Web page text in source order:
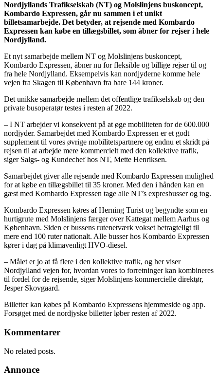
Nordjyllands Trafikselskab (NT) og Molslinjens buskoncept,
Kombardo Expressen, går nu sammen i et unikt
billetsamarbejde. Det betyder, at rejsende med Kombardo
Expressen kan købe en tillægsbillet, som åbner for rejser i hele
Nordjylland.
Et nyt samarbejde mellem NT og Molslinjens buskoncept,
Kombardo Expressen, åbner nu for fleksible og billige rejser til og
fra hele Nordjylland. Eksempelvis kan nordjyderne komme hele
vejen fra Skagen til København fra bare 144 kroner.
Det unikke samarbejde mellem det offentlige trafikselskab og den
private busoperatør testes i resten af 2022.
– I NT arbejder vi konsekvent på at øge mobiliteten for de 600.000
nordjyder. Samarbejdet med Kombardo Expressen er et godt
supplement til vores øvrige mobilitetspartnere og endnu et skridt på
rejsen til at arbejde mere kommercielt med den kollektive trafik,
siger Salgs- og Kundechef hos NT, Mette Henriksen.
Samarbejdet giver alle rejsende med Kombardo Expressen mulighed
for at købe en tillægsbillet til 35 kroner. Med den i hånden kan en
gæst med Kombardo Expressen tage alle NT’s expresbusser og tog.
Kombardo Expressen køres af Herning Turist og begyndte som en
hurtigrute med Molslinjens færger over Kattegat mellem Aarhus og
København. Siden er bussens rutenetværk vokset betragteligt til
mere end 100 ruter nationalt. Alle busser hos Kombardo Expressen
kører i dag på klimavenligt HVO-diesel.
– Målet er jo at få flere i den kollektive trafik, og her viser
Nordjylland vejen for, hvordan vores to forretninger kan kombineres
til fordel for de rejsende, siger Molslinjens kommercielle direktør,
Jesper Skovgaard.
Billetter kan købes på Kombardo Expressens hjemmeside og app.
Forsøget med de nordjyske billetter løber resten af 2022.
Kommentarer
No related posts.
Annonce